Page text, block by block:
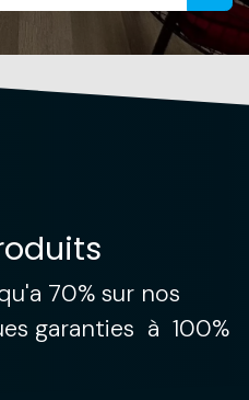
70% sur nos
garanties à 100%